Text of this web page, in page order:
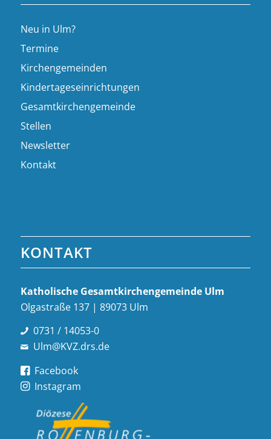
Neu in Ulm?
Termine
Kirchengemeinden
Kindertageseinrichtungen
Gesamtkirchengemeinde
Stellen
Newsletter
Kontakt
KONTAKT
Katholische Gesamt­kirchen­gemeinde Ulm
Olgastraße 137 | 89073 Ulm
0731 / 14053-0
Ulm@KVZ.drs.de
Facebook
Instagram